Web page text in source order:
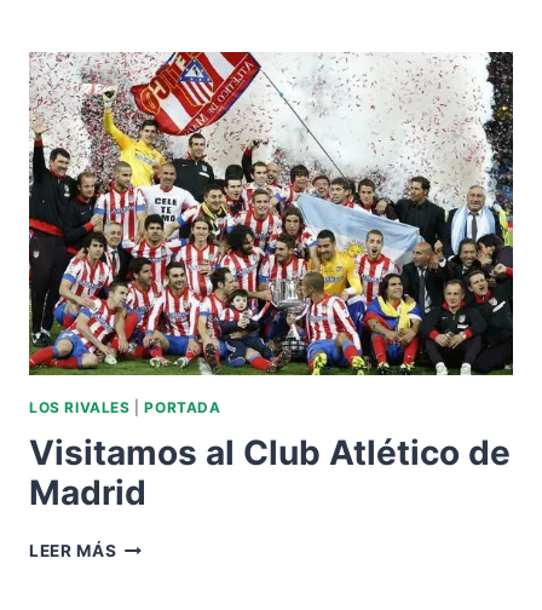
ATLÉTICO
DE
MADRID
LOS RIVALES |PORTADA
Visitamos al Club Atlético de
Madrid
LEER MÁS VISITAMOS